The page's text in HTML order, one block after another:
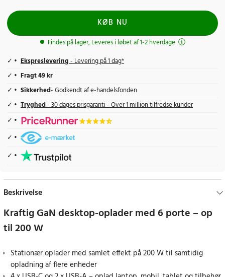
KØB NU
Findes på lager, Leveres i løbet af 1-2 hverdage
Ekspreslevering- Levering på 1 dag*
Fragt 49 kr
Sikkerhed- Godkendt af e-handelsfonden
Tryghed- 30 dages prisgaranti - Over 1 million tilfredse kunder
Beskrivelse
Kraftig GaN desktop-oplader med 6 porte – op
til 200 W
Stationær oplader med samlet effekt på 200 W til samtidig
opladning af flere enheder